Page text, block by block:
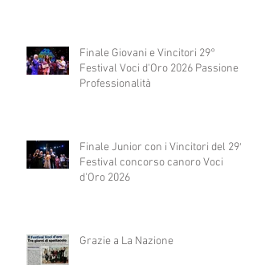
Finale Giovani e Vincitori 29°
Festival Voci d'Oro 2026 Passione e
Professionalità
Finale Junior con i Vincitori del 29°
Festival concorso canoro Voci
d'Oro 2026
Grazie a La Nazione